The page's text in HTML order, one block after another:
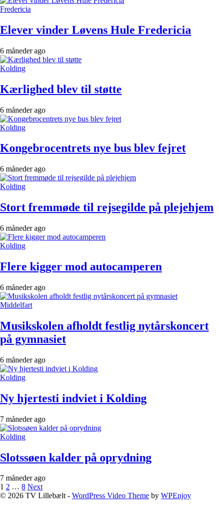
Fredericia
Elever vinder Løvens Hule Fredericia
6 måneder ago
Kolding
Kærlighed blev til støtte
6 måneder ago
Kolding
Kongebrocentrets nye bus blev fejret
6 måneder ago
Kolding
Stort fremmøde til rejsegilde på plejehjem
6 måneder ago
Kolding
Flere kigger mod autocamperen
6 måneder ago
Middelfart
Musikskolen afholdt festlig nytårskoncert
på gymnasiet
6 måneder ago
Kolding
Ny hjertesti indviet i Kolding
7 måneder ago
Kolding
Slotssøen kalder på oprydning
7 måneder ago
Indlægsinddeling
1 2 … 8 Next
© 2026 TV Lillebælt - WordPress Video Theme by WPEnjoy